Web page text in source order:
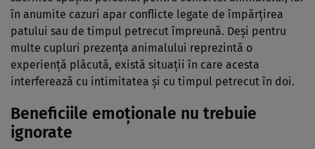
în anumite cazuri apar conflicte legate de împărțirea
patului sau de timpul petrecut împreună. Deși pentru
multe cupluri prezența animalului reprezintă o
experiență plăcută, există situații în care acesta
interferează cu intimitatea și cu timpul petrecut în doi.
Beneficiile emoționale nu trebuie
ignorate